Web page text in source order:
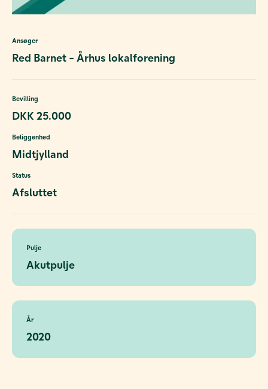
Ansøger
Red Barnet - Århus lokalforening
Bevilling
DKK 25.000
Beliggenhed
Midtjylland
Status
Afsluttet
Pulje
Akutpulje
År
2020